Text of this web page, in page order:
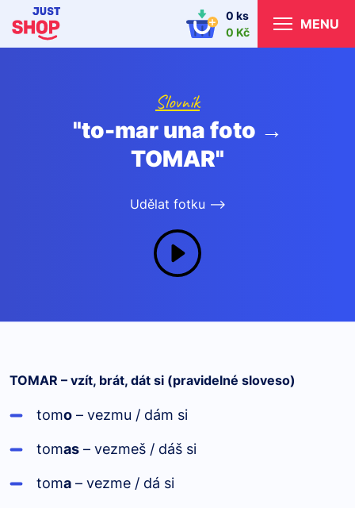
0 ks
0 Kč
MENU
Slovník
"to-mar una foto →
TOMAR"
Udělat fotku -->
TOMAR – vzít, brát, dát si (pravidelné sloveso)
tomo – vezmu / dám si
tomas – vezmeš / dáš si
toma – vezme / dá si